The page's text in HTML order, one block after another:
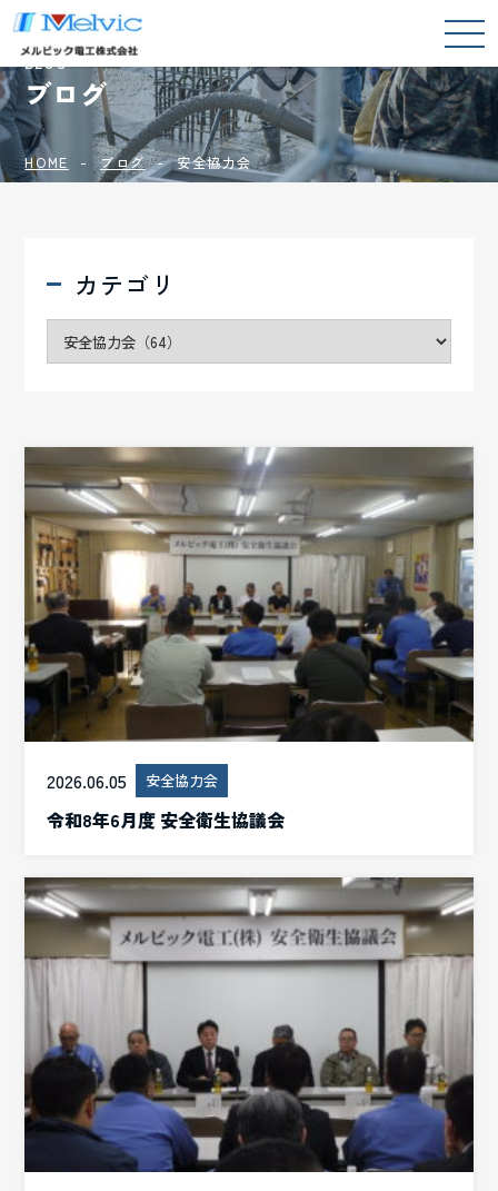
BLOG
ブログ
HOME ブログ 安全協力会
カテゴリ
2026.06.05 安全協力会
令和8年6月度 安全衛生協議会